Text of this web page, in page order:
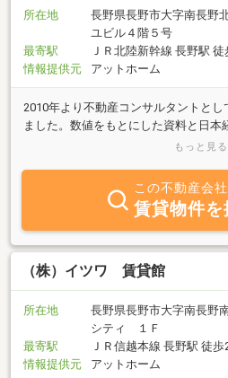
所在地
長野県長野市大字南長野
ユビル４階５号
最寄駅
ＪＲ北陸新幹線 長野駅 徒
情報提供元
アットホーム
2010年より不動産コンサルタントと
ました。数値をもとにした資料と日本
の見通しなどを総合的にお伝えさせて
おこなったときに必要な事柄等につい
ただきます。 安全な取引を第一とさ
全予約制となり、ご相談中も1組さま
身体の不自由な方、体力に自信のない
だいております。お気軽にお声がけく
もっと見る
この不動産会
賃貸物件を
（株）イツワ 賃貸館
所在地
長野県長野市大字南長野
シティ １Ｆ
最寄駅
ＪＲ信越本線 長野駅 徒歩
情報提供元
アットホーム